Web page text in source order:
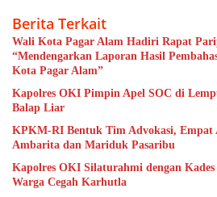
Berita Terkait
Wali Kota Pagar Alam Hadiri Rapat
“Mendengarkan Laporan Hasil
Kota Pagar Alam”
Kapolres OKI Pimpin Apel SOC di
Balap Liar
KPKM-RI Bentuk Tim Advokasi, Empat
Ambarita dan Mariduk Pasaribu
Kapolres OKI Silaturahmi dengan
Warga Cegah Karhutla